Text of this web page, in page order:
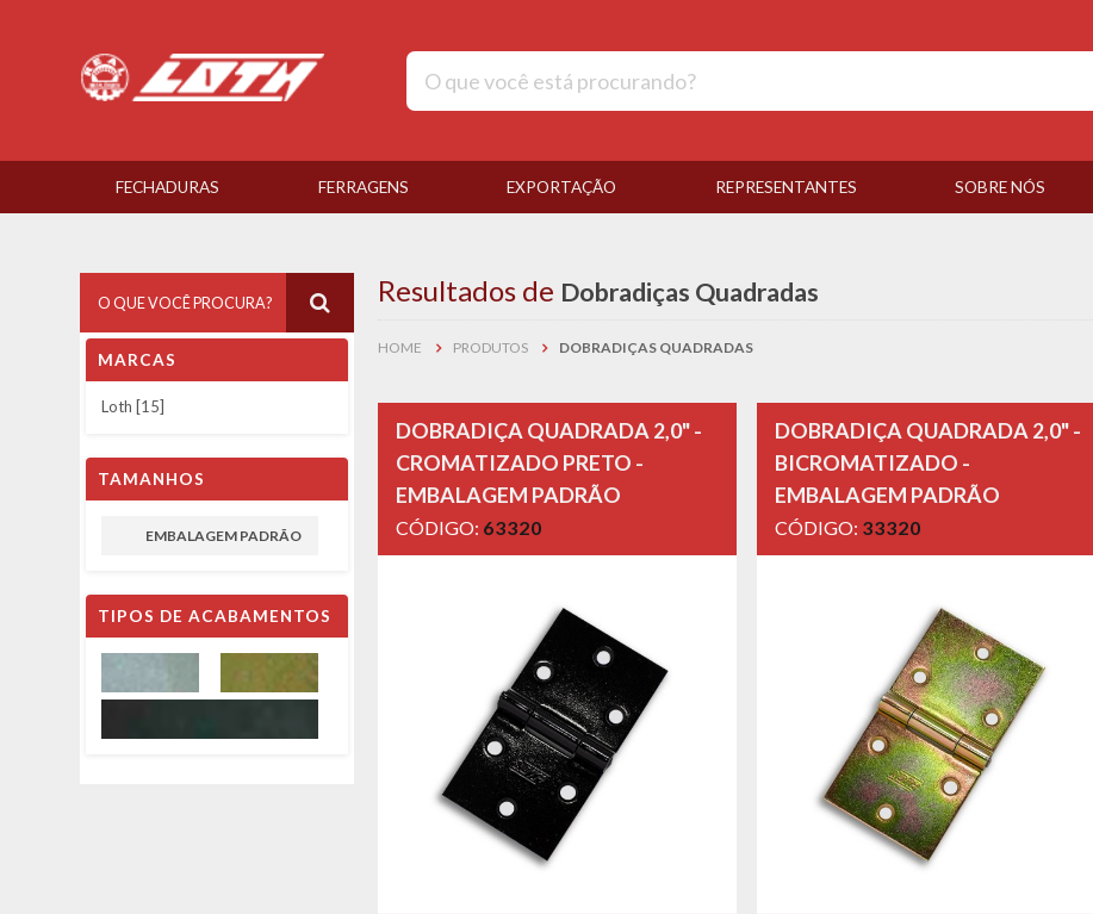
FECHADURAS FERRAGENS EXPORTAÇÃO REPRESENTANTES SOBRE NÓS
MARCAS
Loth [15]
TAMANHOS
EMBALAGEM PADRÃO
TIPOS DE ACABAMENTOS
Resultados de Dobradiças Quadradas
HOME PRODUTOS DOBRADIÇAS QUADRADAS
DOBRADIÇA QUADRADA 2,0" -
CROMATIZADO PRETO -
EMBALAGEM PADRÃO
CÓDIGO: 63320
DOBRADIÇA QUADRADA 2,0" -
BICROMATIZADO -
EMBALAGEM PADRÃO
CÓDIGO: 33320